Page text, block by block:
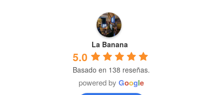
La Banana
5.0
Basado en 138 reseñas.
powered byGoogle